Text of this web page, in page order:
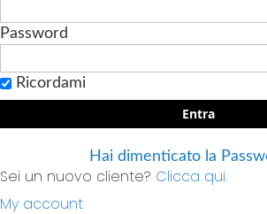
Password
Ricordami
Entra
Hai dimenticato la
Sei un nuovo cliente? Clicca qui.
My account